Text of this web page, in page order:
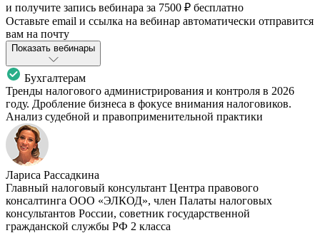
и получите запись вебинара за 7500 ₽ бесплатно
Оставьте email и ссылка на вебинар автоматически отправится
вам на почту
Показать вебинары
Бухгалтерам
Тренды налогового администрирования и контроля в 2026
году. Дробление бизнеса в фокусе внимания налоговиков.
Анализ судебной и правоприменительной практики
Лариса Рассадкина
Главный налоговый консультант Центра правового
консалтинга ООО «ЭЛКОД», член Палаты налоговых
консультантов России, советник государственной
гражданской службы РФ 2 класса